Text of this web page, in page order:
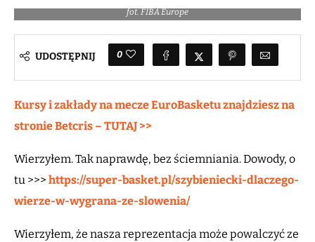
fot. FIBA Europe
UDOSTĘPNIJ 0
Kursy i zakłady na mecze EuroBasketu znajdziesz na
stronie Betcris – TUTAJ >>
Wierzyłem. Tak naprawdę, bez ściemniania. Dowody, o
tu >>> https://super-basket.pl/szybieniecki-dlaczego-
wierze-w-wygrana-ze-slowenia/
Wierzyłem, że nasza reprezentacja może powalczyć ze